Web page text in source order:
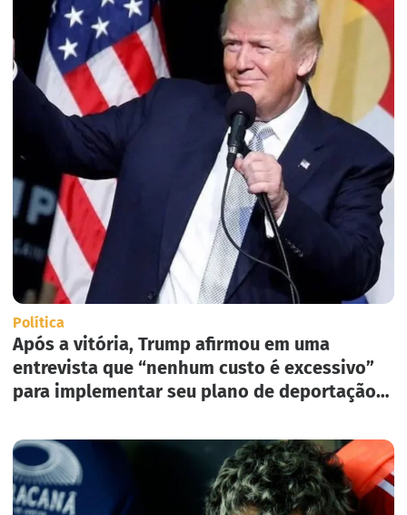
Política
Após a vitória, Trump afirmou em uma
entrevista que “nenhum custo é excessivo”
para implementar seu plano de deportação